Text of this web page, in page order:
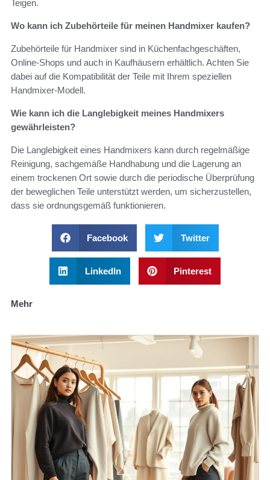
Teigen.
Wo kann ich Zubehörteile für meinen Handmixer kaufen?
Zubehörteile für Handmixer sind in Küchenfachgeschäften,
Online-Shops und auch in Kaufhäusern erhältlich. Achten Sie
dabei auf die Kompatibilität der Teile mit Ihrem speziellen
Handmixer-Modell.
Wie kann ich die Langlebigkeit meines Handmixers
gewährleisten?
Die Langlebigkeit eines Handmixers kann durch regelmäßige
Reinigung, sachgemäße Handhabung und die Lagerung an
einem trockenen Ort sowie durch die periodische Überprüfung
der beweglichen Teile unterstützt werden, um sicherzustellen,
dass sie ordnungsgemäß funktionieren.
Facebook Twitter
LinkedIn Pinterest
Mehr